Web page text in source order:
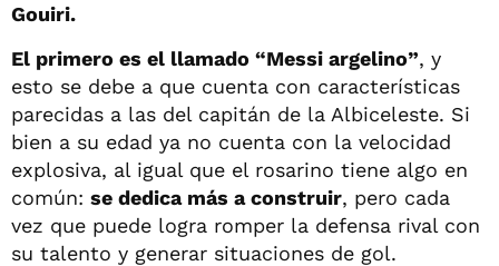
Gouiri.
El primero es el llamado “Messi argelino”, y
esto se debe a que cuenta con características
parecidas a las del capitán de la Albiceleste. Si
bien a su edad ya no cuenta con la velocidad
explosiva, al igual que el rosarino tiene algo en
común: se dedica más a construir, pero cada
vez que puede logra romper la defensa rival con
su talento y generar situaciones de gol.